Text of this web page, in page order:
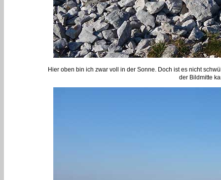
Hier oben bin ich zwar voll in der Sonne. Doch ist es nicht
der Bildmitte